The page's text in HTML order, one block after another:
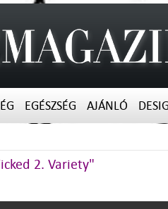
EGÉSZSÉG AJÁNLÓ
2. Variety"